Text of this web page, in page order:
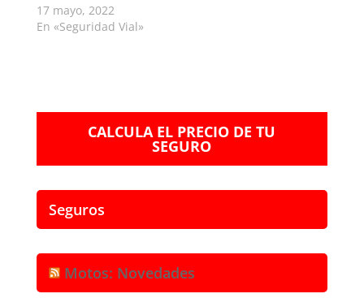
17 mayo, 2022
En «Seguridad Vial»
CALCULA EL PRECIO DE TU
SEGURO
Seguros
Motos: Novedades